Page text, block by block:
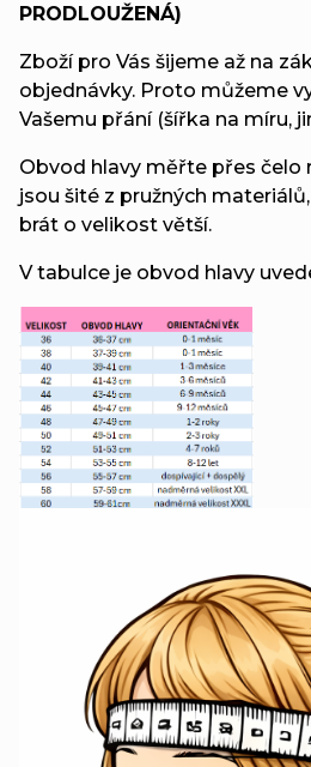
PRODLOUŽENÁ)
Zboží pro Vás šijeme až na
objednávky. Proto můžeme
Vašemu přání (šířka na míru,
Obvod hlavy měřte přes čelo
jsou šité z pružných
brát o velikost větší.
V tabulce je obvod hlavy